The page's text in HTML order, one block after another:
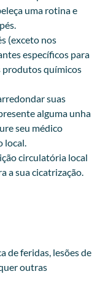
uma rotina e
(exceto nos
específicos para
produtos químicos
suas
alguma unha
seu médico
local.
circulatória local
a sua cicatrização.
de feridas, lesões de
outras